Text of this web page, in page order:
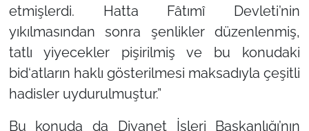
etmişlerdi. Hatta Fâtımî Devleti’nin
yıkılmasından sonra şenlikler düzenlenmiş,
tatlı yiyecekler pişirilmiş ve bu konudaki
bid‘atların haklı gösterilmesi maksadıyla çeşitli
hadisler uydurulmuştur.”
Bu konuda da Diyanet İşleri Başkanlığı’nın